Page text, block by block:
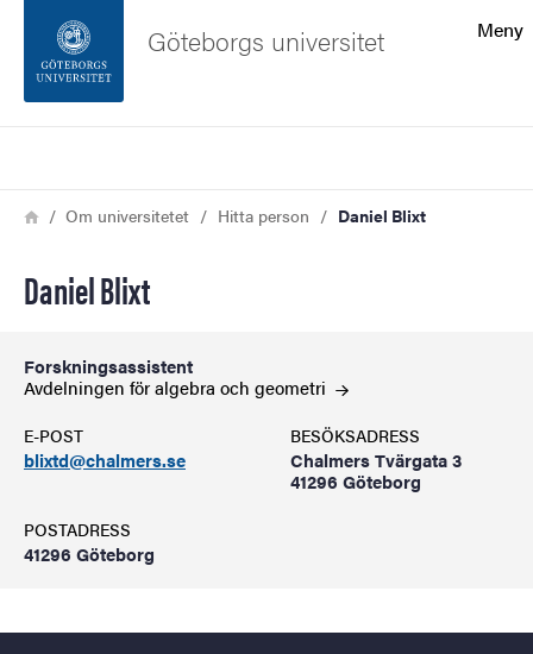
Sidfoten
Meny
Göteborgs universitet
Länkstig
HemOm universitetet Hitta person Daniel Blixt
Daniel Blixt
Forskningsassistent
Avdelningen för algebra och geometri
E-POST
blixtd@chalmers.se
BESÖKSADRESS
Chalmers Tvärgata 3
41296 Göteborg
POSTADRESS
41296 Göteborg